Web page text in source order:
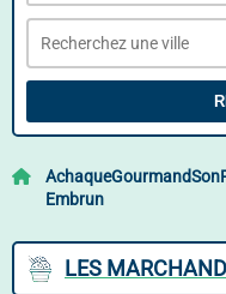
Embrun
LES